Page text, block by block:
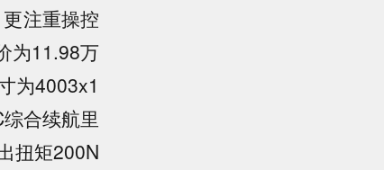
注重操控
为11.98万
为4003x1
合续航里
扭矩200N